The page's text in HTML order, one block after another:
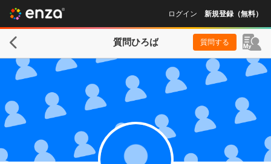
ログイン 新規登録（無料）
質問ひろば 質問する